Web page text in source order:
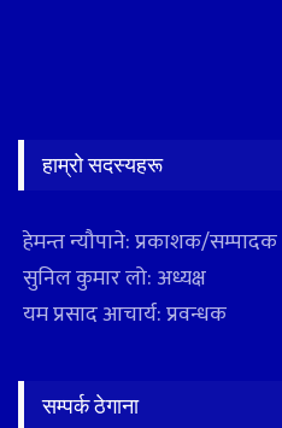
हाम्रो सदस्यहरू
हेमन्त न्यौपाने: प्रकाशक/सम्पादक
सुनिल कुमार लो: अध्यक्ष
यम प्रसाद आचार्य: प्रवन्धक
सम्पर्क ठेगाना